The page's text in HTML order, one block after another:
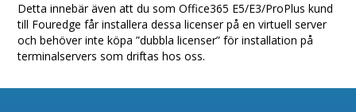
Detta innebär även att du som Office365 E5/E3/ProPlus kund
till Fouredge får installera dessa licenser på en virtuell server
och behöver inte köpa ”dubbla licenser” för installation på
terminalservers som driftas hos oss.